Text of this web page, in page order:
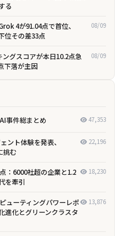
る
4が91.04点で首位、
――その差33点
08/09
グスコアが本日10.2点急
下落が主因
08/09
事件総まとめ 47,353
ント体験を発表、
む
22,196
：6000社超の企業と1.2
を牽引
18,230
ューティングパワーレポ
進化とグリーンクラスタ
13,876